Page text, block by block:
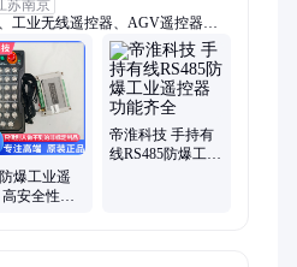
苏南京
工业无线遥控器、AGV遥控器、
控器、研磨机工业遥控器、机器人
塔吊遥控器、船舶吊工业遥控器、
器
爆工业遥
安全性能
帝淮科技 手持有
线RS485防爆工业